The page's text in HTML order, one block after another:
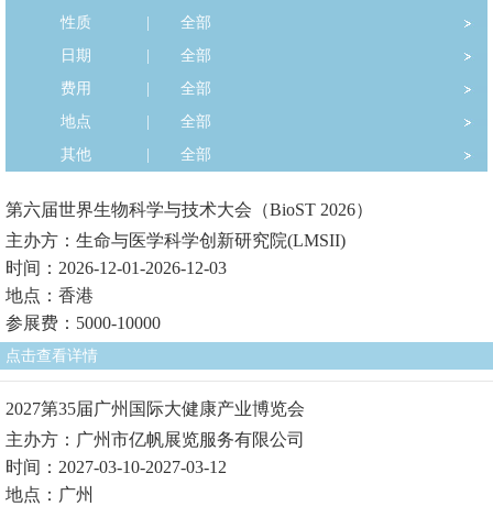
性质
全部
日期
全部
费用
全部
地点
全部
其他
全部
第六届世界生物科学与技术大会（BioST 2026）
主办方：生命与医学科学创新研究院(LMSII)
时间：2026-12-01-2026-12-03
地点：香港
参展费：5000-10000
点击查看详情
2027第35届广州国际大健康产业博览会
主办方：广州市亿帆展览服务有限公司
时间：2027-03-10-2027-03-12
地点：广州